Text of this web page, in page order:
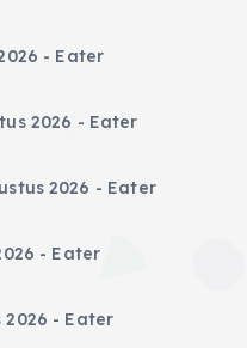
- Eater
2026 - Eater
2026 - Eater
- Eater
2026 - Eater